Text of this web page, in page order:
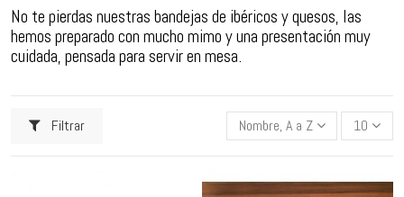
No te pierdas nuestras bandejas de ibéricos y quesos, las
hemos preparado con mucho mimo y una presentación muy
cuidada, pensada para servir en mesa.
Filtrar Nombre, A a Z 10